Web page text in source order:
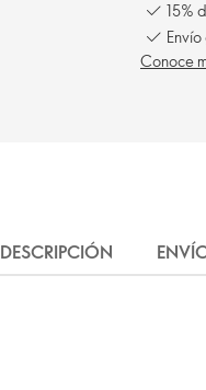
15%
Conoce
DESCRIPCIÓN